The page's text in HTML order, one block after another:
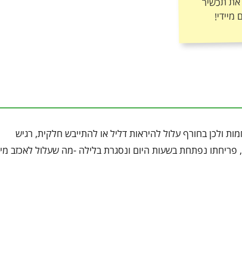
ולכן בחורף עלול להיראות דליל או להתייבש חלקית, רגיש
נפתחת בשעות היום ונסגרת בלילה -מה שעלול לאכזב מי